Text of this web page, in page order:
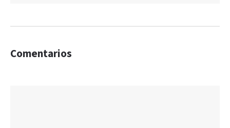
Comentarios